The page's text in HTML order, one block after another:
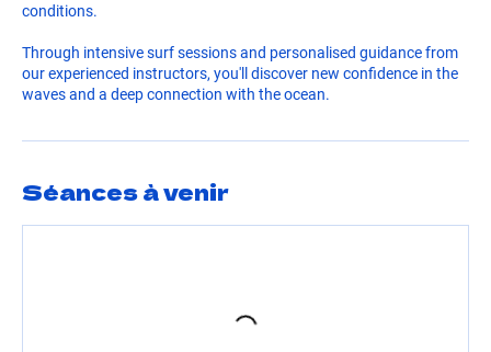
conditions.
Through intensive surf sessions and personalised guidance from
our experienced instructors, you'll discover new confidence in the
waves and a deep connection with the ocean.
Séances à venir